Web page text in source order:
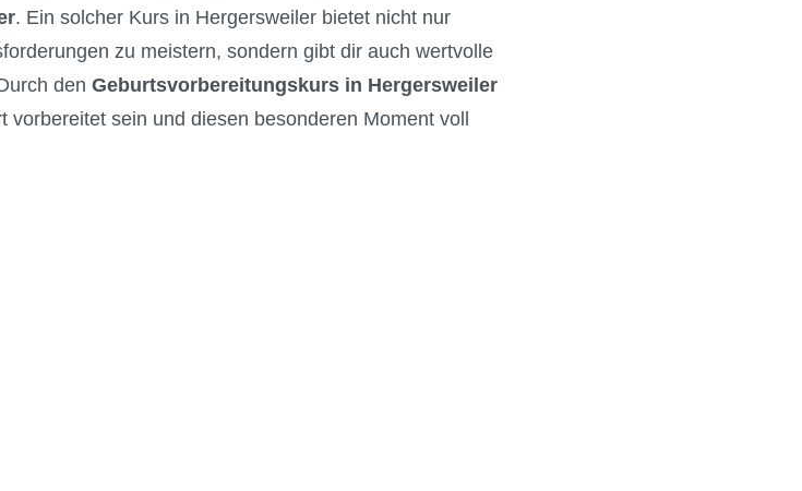
. Ein solcher Kurs in Hergersweiler bietet nicht nur
zu meistern, sondern gibt dir auch wertvolle
den Geburtsvorbereitungskurs in Hergersweiler
sein und diesen besonderen Moment voll